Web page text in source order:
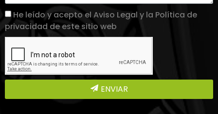
He leído y acepto el Aviso Legal y la Política de
privacidad de este sitio web
ENVIAR